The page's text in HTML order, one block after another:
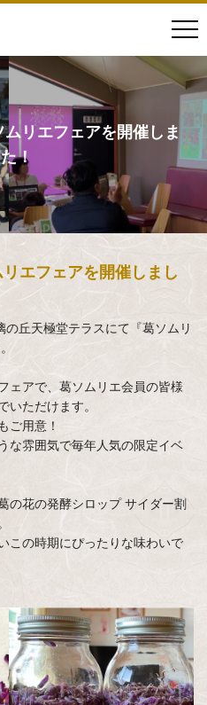
リエフェアを開催しま
！
エフェアを開催しまし
丘天極堂テラスにて『葛ソムリ
ェアで、葛ソムリエ会員の皆様
いただけます。
ご用意！
な雰囲気で毎年人気の限定イベ
の花の発酵シロップ サイダー割
この時期にぴったりな味わいで